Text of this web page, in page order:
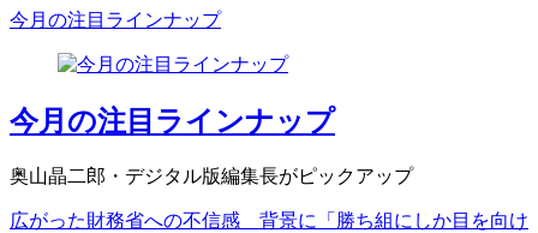
今月の注目ラインナップ
今月の注目ラインナップ
奥山晶二郎・デジタル版編集長がピックアップ
広がった財務省への不信感 背景に「勝ち組にしか目を向け